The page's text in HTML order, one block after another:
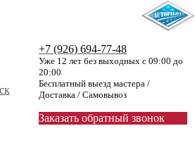
+7 (926) 694-77-48
Уже 12 лет без выходных с 09:00 до
20:00
Бесплатный выезд мастера /
Доставка / Самовывоз
Заказать обратный звонок